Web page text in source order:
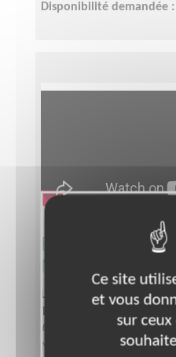
Disponibilité demandée :
Équipier(ère)
Mobilisation
Lieu :
HAUTE-VIENNE (87)
Association :
Association
Myopathies - Siège
Ce site
et vous
sur